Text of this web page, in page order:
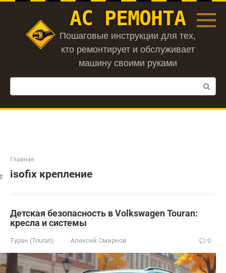
Перейти
АС РЕМОНТА
Пошаговые инструкции для тех,
кто ремонтирует и обслуживает
машину своими руками
Поиск:
Главная
isofix крепление
Детская безопасность в Volkswagen Touran:
кресла и системы
Туран (Touran) Алексей Смирнов 0